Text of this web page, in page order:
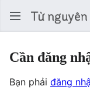
Cần đăng
Bạn phải đăng